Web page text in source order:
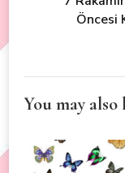
Öncesi
You may also